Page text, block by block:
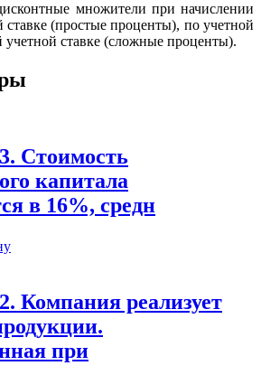
множители при начислении
ставке (простые проценты), по учетной
учетной ставке (сложные проценты).
Стоимость
капитала
в 16%, средн
Компания реализует
при